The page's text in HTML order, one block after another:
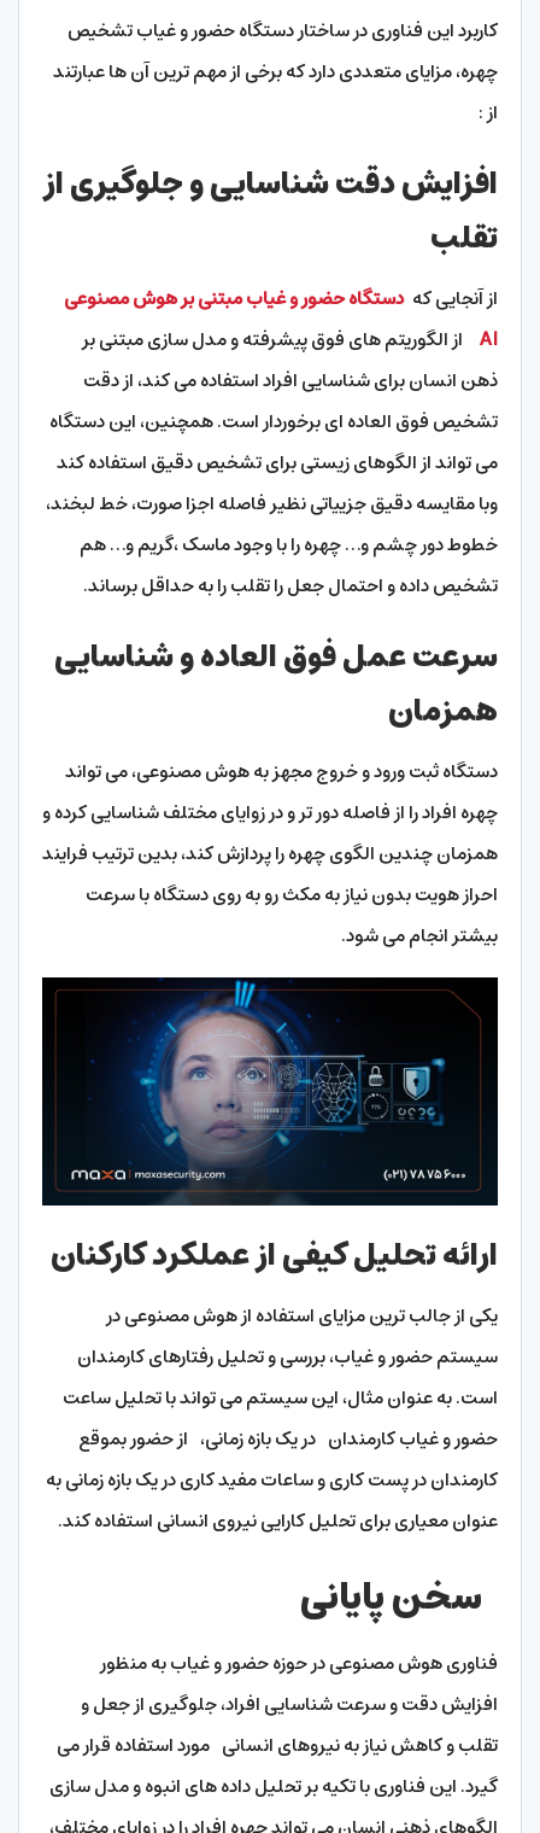
کاربرد این فناوری در ساختار دستگاه حضور و غیاب تشخیص
چهره، مزایای متعددی دارد که برخی از مهم ترین آن ها عبارتند
از :
افزایش دقت شناسایی و جلوگیری از
تقلب
از آنجایی کهدستگاه حضور و غیاب مبتنی بر هوش مصنوعی
AI از الگوریتم های فوق پیشرفته و مدل سازی مبتنی بر
ذهن انسان برای شناسایی افراد استفاده می کند، از دقت
تشخیص فوق العاده ای برخوردار است. همچنین، این دستگاه
می تواند از الگوهای زیستی برای تشخیص دقیق استفاده کند
وبا مقایسه دقیق جزییاتی نظیر فاصله اجزا صورت، خط لبخند،
خطوط دور چشم و… چهره را با وجود ماسک ،گریم و… هم
تشخیص داده و احتمال جعل را تقلب را به حداقل برساند.
سرعت عمل فوق العاده و شناسایی
همزمان
دستگاه ثبت ورود و خروج مجهز به هوش مصنوعی، می تواند
چهره افراد را از فاصله دور تر و در زوایای مختلف شناسایی کرده و
همزمان چندین الگوی چهره را پردازش کند، بدین ترتیب فرایند
احراز هویت بدون نیاز به مکث رو به روی دستگاه با سرعت
بیشتر انجام می شود.
ارائه تحلیل کیفی از عملکرد کارکنان
یکی از جالب ترین مزایای استفاده از هوش مصنوعی در
سیستم حضور و غیاب، بررسی و تحلیل رفتارهای کارمندان
است. به عنوان مثال، این سیستم می تواند با تحلیل ساعت
حضور و غیاب کارمندان در یک بازه زمانی، از حضور بموقع
کارمندان در پست کاری و ساعات مفید کاری در یک بازه زمانی به
عنوان معیاری برای تحلیل کارایی نیروی انسانی استفاده کند.
سخن پایانی
فناوری هوش مصنوعی در حوزه حضور و غیاب به منظور
افزایش دقت و سرعت شناسایی افراد، جلوگیری از جعل و
تقلب و کاهش نیاز به نیروهای انسانی مورد استفاده قرار می
گیرد. این فناوری با تکیه بر تحلیل داده های انبوه و مدل سازی